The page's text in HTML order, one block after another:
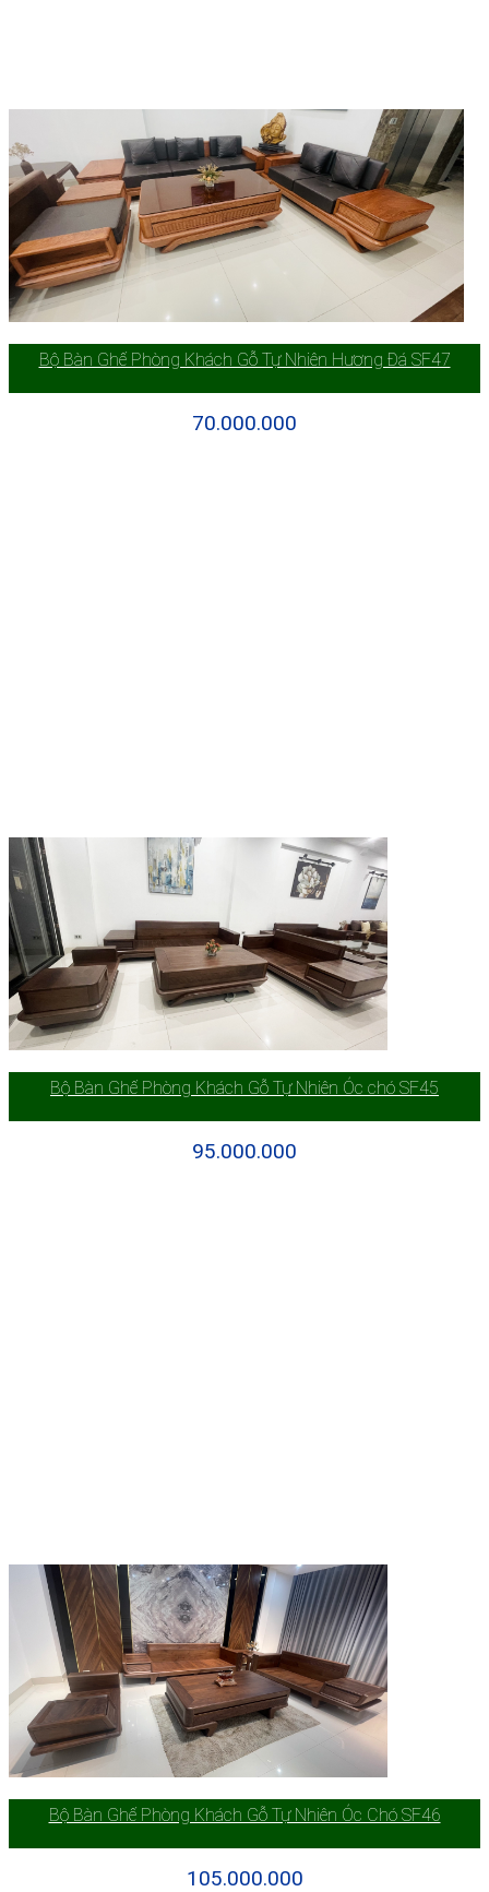
Bộ Bàn Ghế Phòng Khách Gỗ Tự Nhiên Hương Đá SF47
70.000.000
Bộ Bàn Ghế Phòng Khách Gỗ Tự Nhiên Óc chó SF45
95.000.000
Bộ Bàn Ghế Phòng Khách Gỗ Tự Nhiên Óc Chó SF46
105.000.000